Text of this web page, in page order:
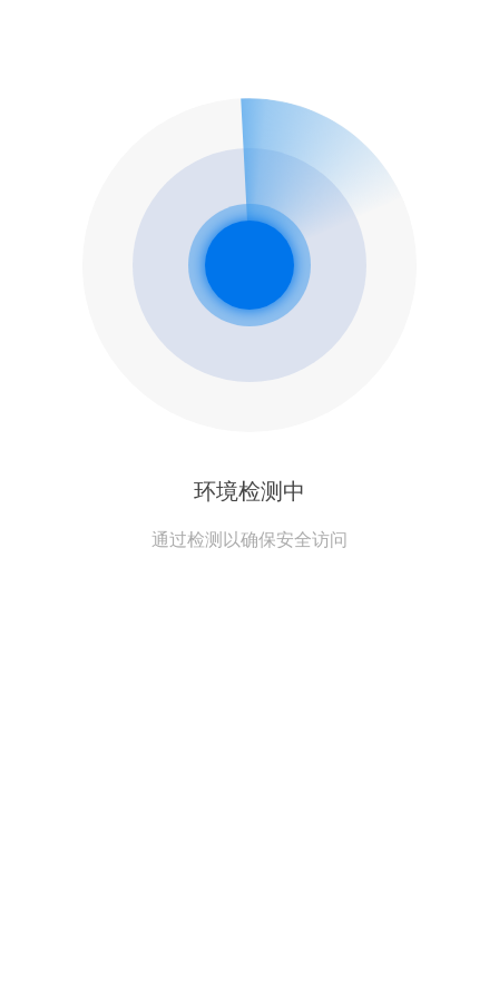
环境检测中
通过检测以确保安全访问